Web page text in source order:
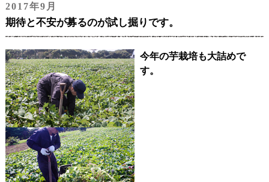
2017年9月
期待と不安が募るのが試し掘りです。
今年の芋栽培も大詰めで
す。